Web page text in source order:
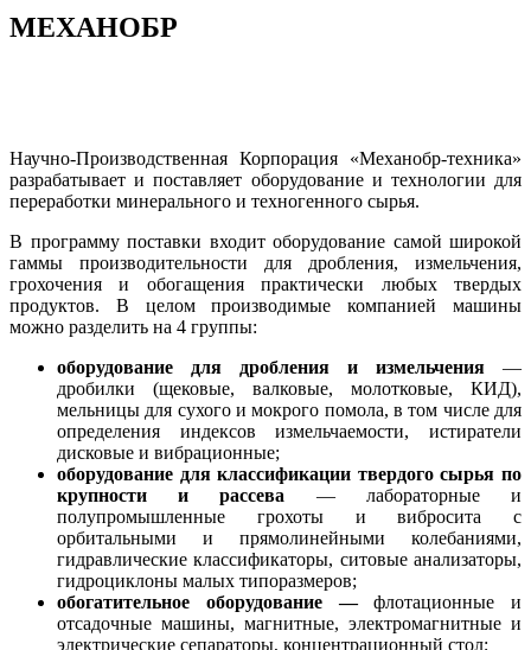
МЕХАНОБР
Научно-Производственная Корпорация «Механобр-техника»
разрабатывает и поставляет оборудование и технологии для
переработки минерального и техногенного сырья.
В программу поставки входит оборудование самой широкой
гаммы производительности для дробления, измельчения,
грохочения и обогащения практически любых твердых
продуктов. В целом производимые компанией машины
можно разделить на 4 группы:
оборудование для дробления и измельчения —
дробилки (щековые, валковые, молотковые, КИД),
мельницы для сухого и мокрого помола, в том числе для
определения индексов измельчаемости, истиратели
дисковые и вибрационные;
оборудование для классификации твердого сырья по
крупности и рассева — лабораторные и
полупромышленные грохоты и вибросита с
орбитальными и прямолинейными колебаниями,
гидравлические классификаторы, ситовые анализаторы,
гидроциклоны малых типоразмеров;
обогатительное оборудование —флотационные и
отсадочные машины, магнитные, электромагнитные и
электрические сепараторы, концентрационный стол;